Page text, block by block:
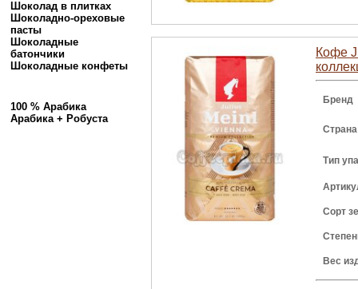
Шоколад в плитках
Шоколадно-ореховые
пасты
Шоколадные
батончики
Шоколадные конфеты
100 % Арабика
Арабика + Робуста
Кофе
Бренд
Тип
Сорт
Вес